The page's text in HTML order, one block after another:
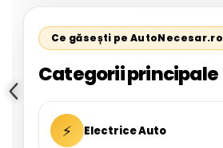
Ce găsești pe AutoNecesar.ro
Categorii principale
⚡ Electrice Auto